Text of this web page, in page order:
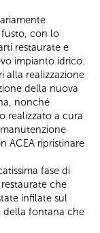
fusto, con lo
restaurate e
impianto idrico.
alla realizzazione
della nuova
nonché
realizzato a cura
ACEA ripristinare
fase di
che
infilate sul
della fontana che